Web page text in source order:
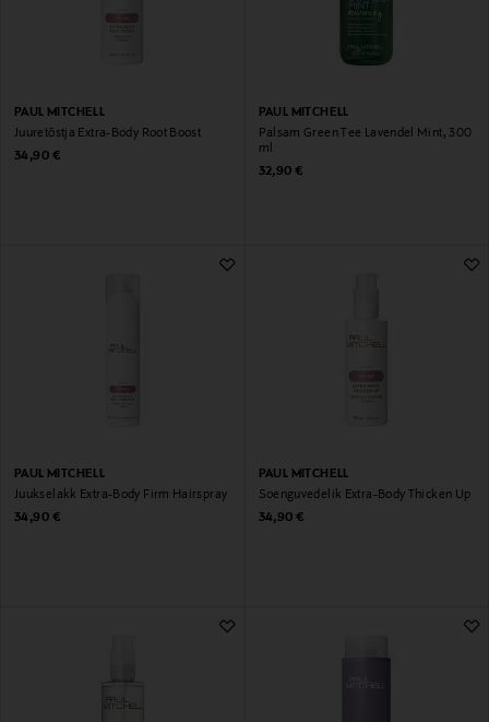
PAUL MITCHELL
Juuretõstja Extra-Body Root Boost
Original Price
34,90 €
PAUL MITCHELL
Palsam Green Tee Lavendel Mint, 300
ml
Original Price
32,90 €
PAUL MITCHELL
Juukselakk Extra-Body Firm Hairspray
Original Price
34,90 €
PAUL MITCHELL
Soenguvedelik Extra-Body Thicken Up
Original Price
34,90 €